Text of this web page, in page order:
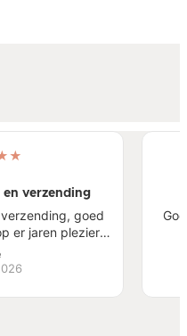
★
verzending
goed
er jaren plezier